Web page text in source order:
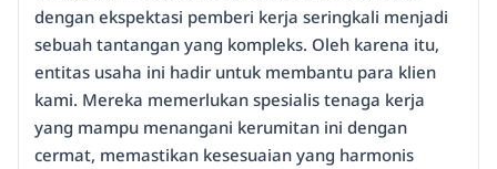
dengan ekspektasi pemberi kerja seringkali menjadi
sebuah tantangan yang kompleks. Oleh karena itu,
entitas usaha ini hadir untuk membantu para klien
kami. Mereka memerlukan spesialis tenaga kerja
yang mampu menangani kerumitan ini dengan
cermat, memastikan kesesuaian yang harmonis